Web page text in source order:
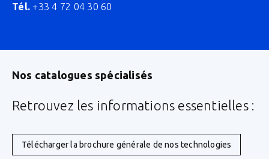
Tél. +33 4 72 04 30 60
Nos catalogues spécialisés
Retrouvez les informations essentielles :
Télécharger la brochure générale de nos technologies